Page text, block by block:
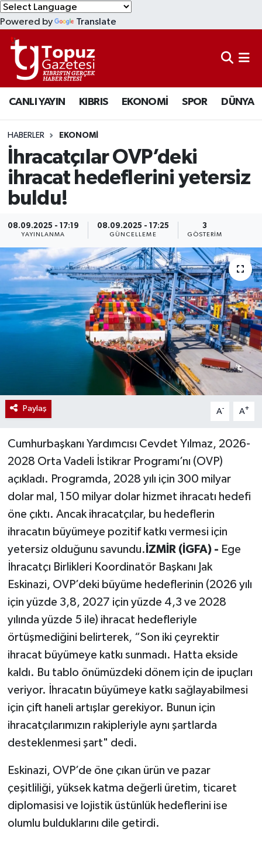
Powered by Translate
CANLI YAYIN KIBRIS EKONOMİ SPOR DÜNYA
HABERLER EKONOMİ
İhracatçılar OVP’deki
ihracat hedeflerini yetersiz
buldu!
08.09.2025 - 17:19
YAYINLANMA
08.09.2025 - 17:25
GÜNCELLEME
3
GÖSTERIM
Paylaş A- A+
Cumhurbaşkanı Yardımcısı Cevdet Yılmaz, 2026-
2028 Orta Vadeli İstikrar Programı’nı (OVP)
açıkladı. Programda, 2028 yılı için 300 milyar
dolar mal, 150 milyar dolar hizmet ihracatı hedefi
öne çıktı. Ancak ihracatçılar, bu hedeflerin
ihracatın büyümeye pozitif katkı vermesi için
yetersiz olduğunu savundu. İZMİR (İGFA) - Ege
İhracatçı Birlikleri Koordinatör Başkanı Jak
Eskinazi, OVP’deki büyüme hedeflerinin (2026 yılı
için yüzde 3,8, 2027 için yüzde 4,3 ve 2028
yılında yüzde 5 ile) ihracat hedefleriyle
örtüşmediğini belirterek, “Son iki çeyrektir
ihracat büyümeye katkı sunmadı. Hatta ekside
kaldı. Bu tablo önümüzdeki dönem için de ipuçları
veriyor. İhracatın büyümeye katkı sağlayabilmesi
için çift haneli artışlar gerekiyor. Bunun için
ihracatçılarımızın rakipleriyle aynı şartlarda
desteklenmesi şart" dedi.
Eskinazi, OVP’de öne çıkan ürün ve pazar
çeşitliliği, yüksek katma değerli üretim, ticaret
diplomasisi ve lojistik üstünlük hedeflerini ise
olumlu bulduklarını dile getirdi.
KIBRIS
DÜNYA
EKONOMİ
MAGAZİN
SAĞLIK
SPOR
TEKNOLOJİ
TÜRKİYE
Lefkoşa Nöbetçi Eczaneler
Lefkoşa Hava Durumu
Lefkoşa Trafik Yoğunluk Haritası
Süper Lig Puan Durumu ve Fikstür
Tüm Manşetler
Son Dakika Haberleri
Haber Arşivi